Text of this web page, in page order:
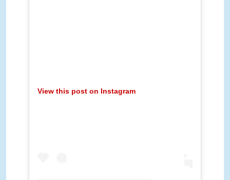
View this post on Instagram